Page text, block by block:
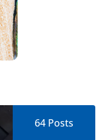
64 Posts